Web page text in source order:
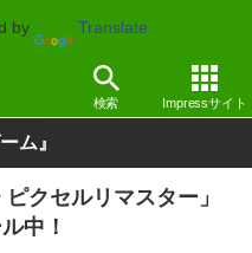
by Translate
検索 Impressサイト
ム』
クセルリマスター」
中！